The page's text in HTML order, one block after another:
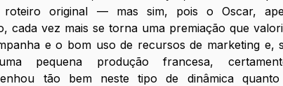
roteiro original — mas sim, pois o Oscar,
cada vez mais se torna uma premiação que
e o bom uso de recursos de marketing e,
pequena produção francesa,
tão bem neste tipo de dinâmica